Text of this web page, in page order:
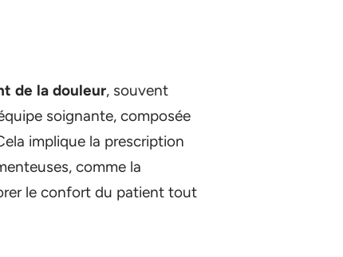
de la douleur, souvent
soignante, composée
implique la prescription
comme la
le confort du patient tout